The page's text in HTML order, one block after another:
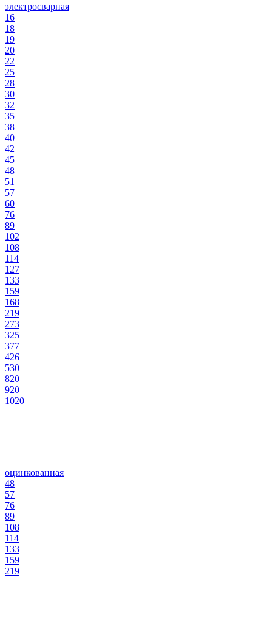
электросварная
16
18
19
20
22
25
28
30
32
35
38
40
42
45
48
51
57
60
76
89
102
108
114
127
133
159
168
219
273
325
377
426
530
820
920
1020
оцинкованная
48
57
76
89
108
114
133
159
219